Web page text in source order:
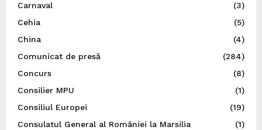
Carnaval
(3)
Cehia
(5)
China
(4)
Comunicat de presă
(284)
Concurs
(8)
Consilier MPU
(1)
Consiliul Europei
(19)
Consulatul General al României la Marsilia
(1)